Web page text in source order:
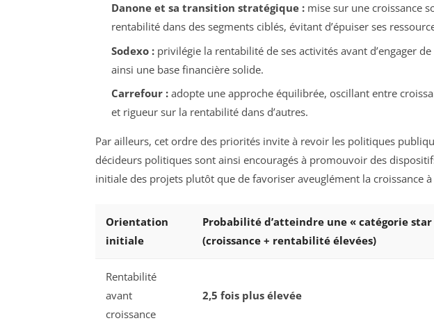
Danone et sa transition stratégique :mise sur une croissance
rentabilité dans des segments ciblés, évitant d’épuiser ses
Sodexo :privilégie la rentabilité de ses activités avant d’engager
ainsi une base financière solide.
Carrefour :adopte une approche équilibrée, oscillant entre
et rigueur sur la rentabilité dans d’autres.
Par ailleurs, cet ordre des priorités invite à revoir les politiques
décideurs politiques sont ainsi encouragés à promouvoir des
initiale des projets plutôt que de favoriser aveuglément la croissance
Orientation
initiale
Probabilité d’atteindre une « catégorie star
(croissance + rentabilité élevées)
Rentabilité
avant
croissance
2,5 fois plus élevée